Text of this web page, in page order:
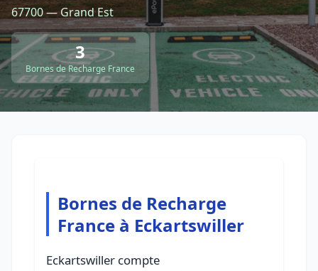
67700 — Grand Est
3
Bornes de Recharge France
Bornes de Recharge
France à Eckartswiller
Eckartswiller compte